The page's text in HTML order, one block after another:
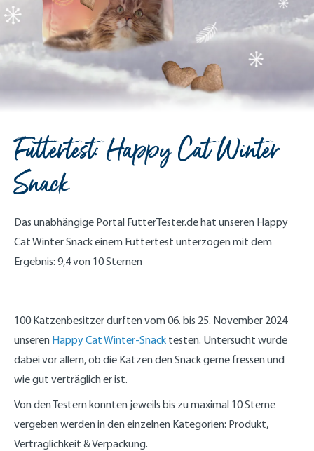
Futtertest: Happy Cat Winter
Snack
Das unabhängige Portal FutterTester.de hat unseren Happy
Cat Winter Snack einem Futtertest unterzogen mit dem
Ergebnis: 9,4 von 10 Sternen
100 Katzenbesitzer durften vom 06. bis 25. November 2024
unseren Happy Cat Winter-Snack testen. Untersucht wurde
dabei vor allem, ob die Katzen den Snack gerne fressen und
wie gut verträglich er ist.
Von den Testern konnten jeweils bis zu maximal 10 Sterne
vergeben werden in den einzelnen Kategorien: Produkt,
Verträglichkeit & Verpackung.